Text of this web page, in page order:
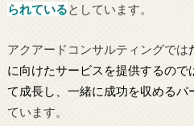
られているとしています。
アクアードコンサルティングでは
に向けたサービスを提供するので
て成長し、一緒に成功を収めるパ
ています。